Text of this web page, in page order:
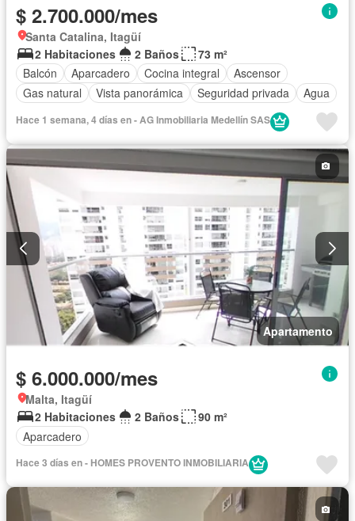
$ 2.700.000/mes
Santa Catalina, Itagüí
2 Habitaciones
2 Baños
73 m²
Balcón
Aparcadero Cocina integral
Ascensor
Gas natural
Vista panorámica Seguridad privada Agua
Hace 1 semana, 4 días en - AG Inmobiliaria Medellín SAS
Apartamento
$ 6.000.000/mes
Malta, Itagüí
2 Habitaciones
2 Baños
90 m²
Aparcadero
Hace 3 días en - HOMES PROVENTO INMOBILIARIA